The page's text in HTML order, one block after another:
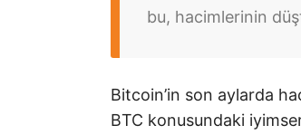
bu, hacimlerinin
Bitcoin’in son aylarda
BTC konusundaki